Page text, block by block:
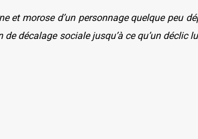
et morose d’un personnage quelque peu
décalage sociale jusqu’à ce qu’un déclic